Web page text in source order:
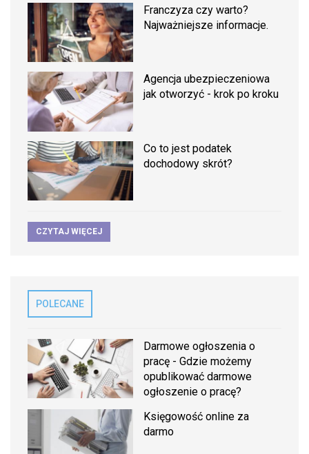
Franczyza czy warto?
Najważniejsze informacje.
Agencja ubezpieczeniowa
jak otworzyć - krok po kroku
Co to jest podatek
dochodowy skrót?
CZYTAJ WIĘCEJ
POLECANE
Darmowe ogłoszenia o
pracę - Gdzie możemy
opublikować darmowe
ogłoszenie o pracę?
Księgowość online za
darmo